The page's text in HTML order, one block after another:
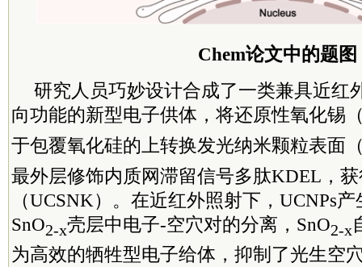
Chem论文中的题图
研究人员巧妙设计合成了一类兼具近红
向功能的新型电子供体，将还原性氧化锡
于包覆氧化硅的上转换发光纳米颗粒表面
最外层修饰内质网滞留信号多肽KDEL，
（UCSNK）。在近红外照射下，UCNPs
SnO2-x壳层中电子-空穴对的分离，SnO2-x
为高效的牺牲型电子给体，抑制了光生空